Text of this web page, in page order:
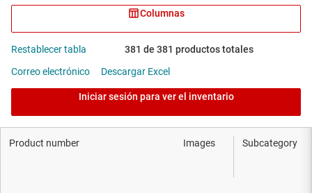
Columnas
Restablecer tabla
381 de 381 productos totales
Correo electrónico
Descargar Excel
Iniciar sesión para ver el inventario
Product number Images Subcategory